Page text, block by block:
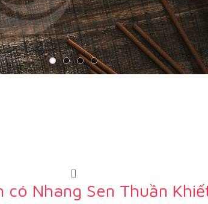
có Nhang Sen Thuần